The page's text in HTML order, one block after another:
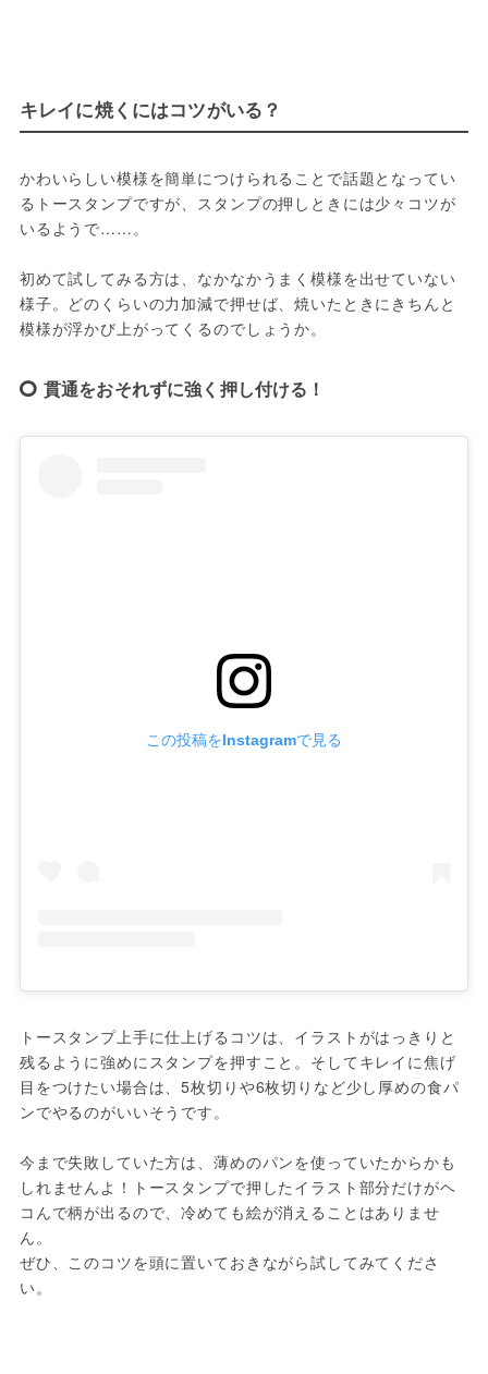
キレイに焼くにはコツがいる？
かわいらしい模様を簡単につけられることで話題となってい
るトースタンプですが、スタンプの押しときには少々コツが
いるようで……。
初めて試してみる方は、なかなかうまく模様を出せていない
様子。どのくらいの力加減で押せば、焼いたときにきちんと
模様が浮かび上がってくるのでしょうか。
貫通をおそれずに強く押し付ける！
この投稿をInstagramで見る
トースタンプ上手に仕上げるコツは、イラストがはっきりと
残るように強めにスタンプを押すこと。そしてキレイに焦げ
目をつけたい場合は、5枚切りや6枚切りなど少し厚めの食パ
ンでやるのがいいそうです。
今まで失敗していた方は、薄めのパンを使っていたからかも
しれませんよ！トースタンプで押したイラスト部分だけがヘ
コんで柄が出るので、冷めても絵が消えることはありませ
ん。
ぜひ、このコツを頭に置いておきながら試してみてくださ
い。